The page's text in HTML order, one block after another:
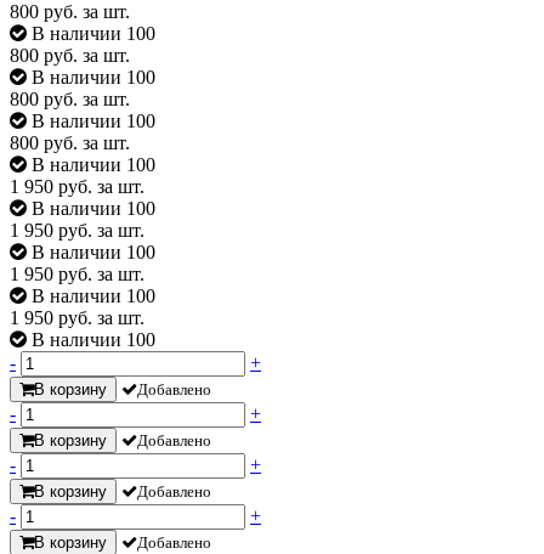
800 руб. за шт.
В наличии 100
800 руб. за шт.
В наличии 100
800 руб. за шт.
В наличии 100
800 руб. за шт.
В наличии 100
1 950 руб. за шт.
В наличии 100
1 950 руб. за шт.
В наличии 100
1 950 руб. за шт.
В наличии 100
1 950 руб. за шт.
В наличии 100
-
+
В корзину Добавлено
- +
В корзину Добавлено
- +
В корзину Добавлено
- +
В корзину Добавлено